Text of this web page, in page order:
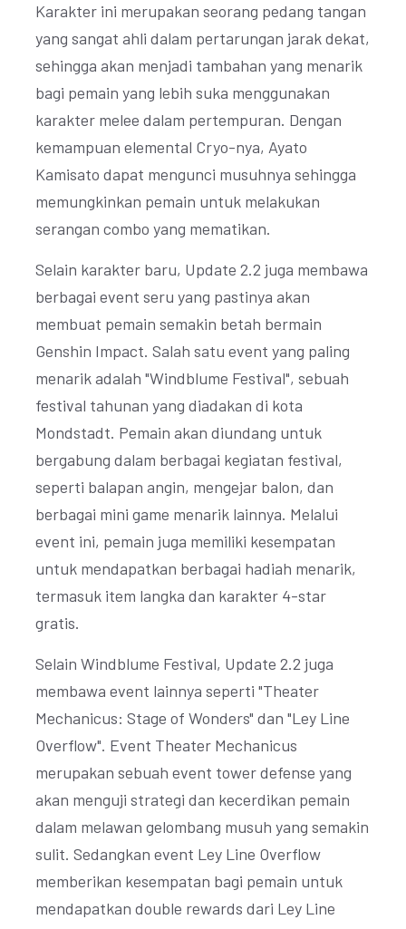
Karakter ini merupakan seorang pedang tangan
yang sangat ahli dalam pertarungan jarak dekat,
sehingga akan menjadi tambahan yang menarik
bagi pemain yang lebih suka menggunakan
karakter melee dalam pertempuran. Dengan
kemampuan elemental Cryo-nya, Ayato
Kamisato dapat mengunci musuhnya sehingga
memungkinkan pemain untuk melakukan
serangan combo yang mematikan.
Selain karakter baru, Update 2.2 juga membawa
berbagai event seru yang pastinya akan
membuat pemain semakin betah bermain
Genshin Impact. Salah satu event yang paling
menarik adalah "Windblume Festival", sebuah
festival tahunan yang diadakan di kota
Mondstadt. Pemain akan diundang untuk
bergabung dalam berbagai kegiatan festival,
seperti balapan angin, mengejar balon, dan
berbagai mini game menarik lainnya. Melalui
event ini, pemain juga memiliki kesempatan
untuk mendapatkan berbagai hadiah menarik,
termasuk item langka dan karakter 4-star
gratis.
Selain Windblume Festival, Update 2.2 juga
membawa event lainnya seperti "Theater
Mechanicus: Stage of Wonders" dan "Ley Line
Overflow". Event Theater Mechanicus
merupakan sebuah event tower defense yang
akan menguji strategi dan kecerdikan pemain
dalam melawan gelombang musuh yang semakin
sulit. Sedangkan event Ley Line Overflow
memberikan kesempatan bagi pemain untuk
mendapatkan double rewards dari Ley Line